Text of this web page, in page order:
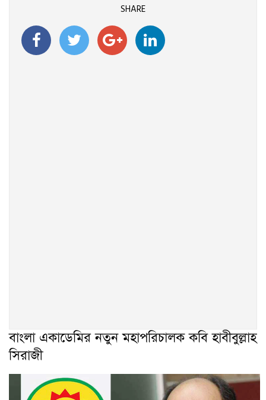
SHARE
বাংলা একাডেমির নতুন মহাপরিচালক কবি হাবীবুল্লাহ
সিরাজী